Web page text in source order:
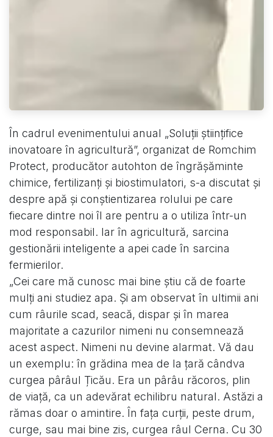
În cadrul evenimentului anual „Soluții științifice
inovatoare în agricultură”, organizat de Romchim
Protect, producător autohton de îngrășăminte
chimice, fertilizanți și biostimulatori, s-a discutat și
despre apă și conștientizarea rolului pe care
fiecare dintre noi îl are pentru a o utiliza într-un
mod responsabil. Iar în agricultură, sarcina
gestionării inteligente a apei cade în sarcina
fermierilor.
„Cei care mă cunosc mai bine știu că de foarte
mulți ani studiez apa. Și am observat în ultimii ani
cum râurile scad, seacă, dispar și în marea
majoritate a cazurilor nimeni nu consemnează
acest aspect. Nimeni nu devine alarmat. Vă dau
un exemplu: în grădina mea de la țară cândva
curgea pârâul Țicău. Era un pârâu răcoros, plin
de viață, ca un adevărat echilibru natural. Astăzi a
rămas doar o amintire. În fața curții, peste drum,
curge, sau mai bine zis, curgea râul Cerna. Cu 30